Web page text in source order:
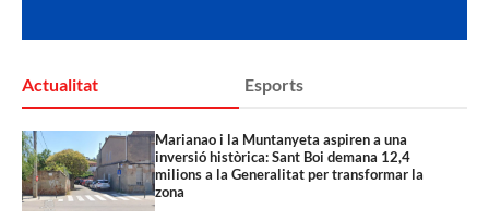
Actualitat Esports
Marianao i la Muntanyeta aspiren a una
inversió històrica: Sant Boi demana 12,4
milions a la Generalitat per transformar la
zona